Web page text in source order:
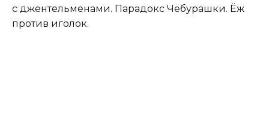
с джентельменами. Парадокс Чебурашки. Ёж
против иголок.